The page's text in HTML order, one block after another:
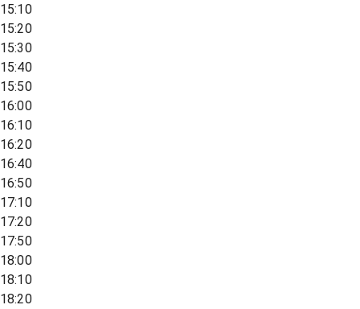
15:10
15:20
15:30
15:40
15:50
16:00
16:10
16:20
16:40
16:50
17:10
17:20
17:50
18:00
18:10
18:20